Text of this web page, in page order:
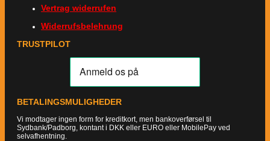
Vertrag widerrufen
Widerrufsbelehrung
TRUSTPILOT
BETALINGSMULIGHEDER
Vi modtager ingen form for kreditkort, men bankoverførsel til
Sydbank/Padborg, kontant i DKK eller EURO eller MobilePay ved
selvafhentning.